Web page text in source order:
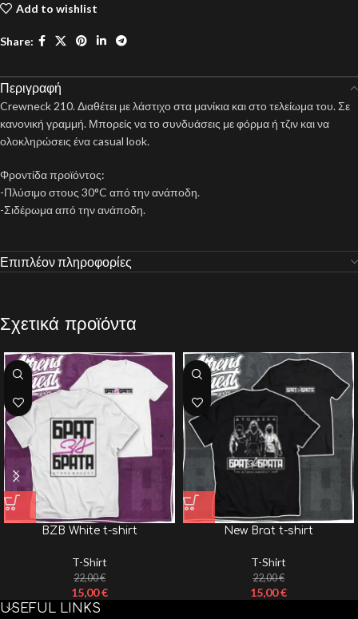
Add to wishlist
Share:
Περιγραφή
Crewneck 210. Διαθέτει με λάστιχο στα μανίκια και στο τελείωμα του. Σε
κανονική γραμμή. Μπορείς να το συνδυάσεις με φόρμα ή τζιν και να
ολοκληρώσεις ένα casual look.
Φροντίδα προϊόντος:
-Πλύσιμο στους 30°C από την ανάποδη.
-Σιδέρωμα από την ανάποδη.
Επιπλέον πληροφορίες
Σχετικά προϊόντα
BZB White t-shirt
T-Shirt
22,00€
15,00€
New Brat t-shirt
T-Shirt
22,00€
15,00€
USEFUL LINKS